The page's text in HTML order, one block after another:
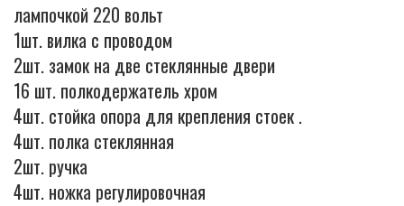
лампочкой 220 вольт
1шт. вилка с проводом
2шт. замок на две стеклянные двери
16 шт. полкодержатель хром
4шт. стойка опора для крепления стоек .
4шт. полка стеклянная
2шт. ручка
4шт. ножка регулировочная